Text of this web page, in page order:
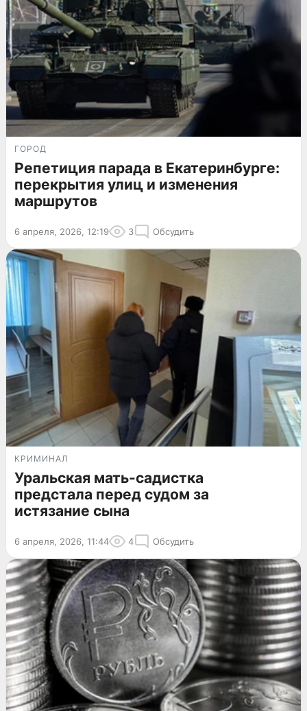
ГОРОД
Репетиция парада в Екатеринбурге:
перекрытия улиц и изменения
маршрутов
6 апреля, 2026, 12:19 3 Обсудить
КРИМИНАЛ
Уральская мать-садистка
предстала перед судом за
истязание сына
6 апреля, 2026, 11:44 4 Обсудить